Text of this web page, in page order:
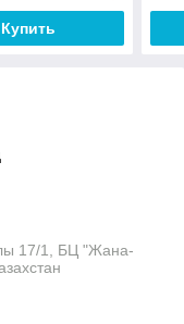
Купить
17/1, БЦ "Жана-